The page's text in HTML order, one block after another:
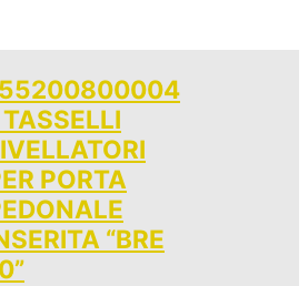
TASSELLI
PORTA
“BRE